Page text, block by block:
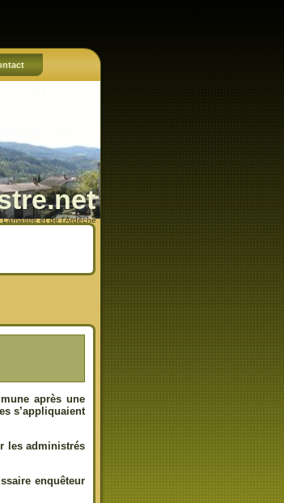
et de l'Ardèche
après une
s’appliquaient
les administrés
enquêteur